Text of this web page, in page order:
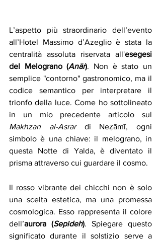
L’aspetto più straordinario dell’evento
all’Hotel Massimo d’Azeglio è stata la
centralità assoluta riservata all'esegesi
del Melograno (Anār). Non è stato un
semplice "contorno" gastronomico, ma il
codice semantico per interpretare il
trionfo della luce. Come ho sottolineato
Makhzan al-Asrar di Neẓāmī, ogni
simbolo è una chiave: il melograno, in
questa Notte di Yalda, è diventato il
prisma attraverso cui guardare il cosmo.
Il rosso vibrante dei chicchi non è solo
una scelta estetica, ma una promessa
cosmologica. Esso rappresenta il colore
dell’aurora (Sepideh). Spiegare questo
significato durante il solstizio serve a